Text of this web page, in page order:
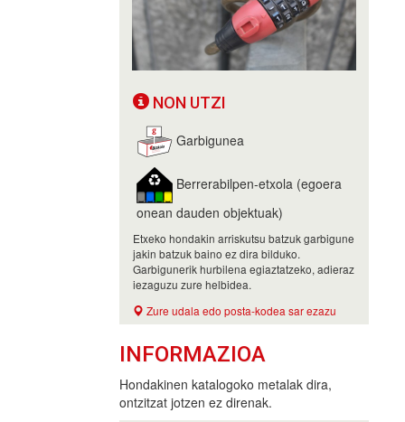
NON UTZI
Garbigunea
Berrerabilpen-etxola (egoera
onean dauden objektuak)
Etxeko hondakin arriskutsu batzuk garbigune
jakin batzuk baino ez dira bilduko.
Garbigunerik hurbilena egiaztatzeko, adieraz
iezaguzu zure helbidea.
Zure udala edo posta-kodea sar ezazu
INFORMAZIOA
Hondakinen katalogoko metalak dira,
ontzitzat jotzen ez direnak.